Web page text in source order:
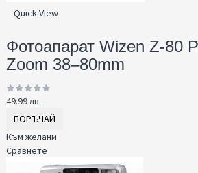
Quick View
Фотоапарат Wizen Z-80
Zoom 38–80mm
49.99 лв.
ПОРЪЧАЙ
Към желани
Сравнете